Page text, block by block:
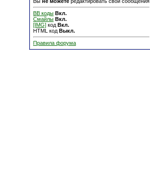
BB коды Вкл.
Смайлы Вкл.
[IMG] код Вкл.
HTML код Выкл.
Правила форума